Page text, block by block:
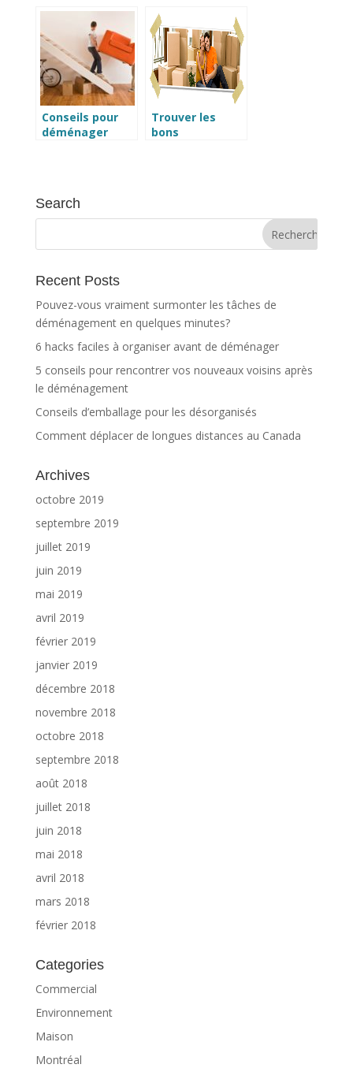
avec 7 bons
conseils
Conseils pour
déménager
Trouver les
bons
Search
Recent Posts
Pouvez-vous vraiment surmonter les tâches de
déménagement en quelques minutes?
6 hacks faciles à organiser avant de déménager
5 conseils pour rencontrer vos nouveaux voisins après
le déménagement
Conseils d’emballage pour les désorganisés
Comment déplacer de longues distances au Canada
Archives
octobre 2019
septembre 2019
juillet 2019
juin 2019
mai 2019
avril 2019
février 2019
janvier 2019
décembre 2018
novembre 2018
octobre 2018
septembre 2018
août 2018
juillet 2018
juin 2018
mai 2018
avril 2018
mars 2018
février 2018
Categories
Commercial
Environnement
Maison
Montréal